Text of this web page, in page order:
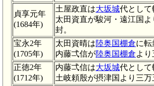
貞享元年
(1684年)
土屋政直は大坂城代として
太田資直が駿河・遠江国よ
封。
宝永2年
(1705年)
太田資晴は陸奥国棚倉に転
内藤弌信が陸奥国棚倉より
正徳2年
(1712年)
内藤弌信は大坂城代として
土岐頼殷が摂津国より三万